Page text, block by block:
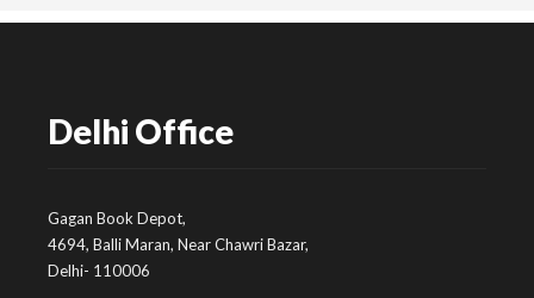
Delhi Office
Gagan Book Depot,
4694, Balli Maran, Near Chawri Bazar,
Delhi- 110006